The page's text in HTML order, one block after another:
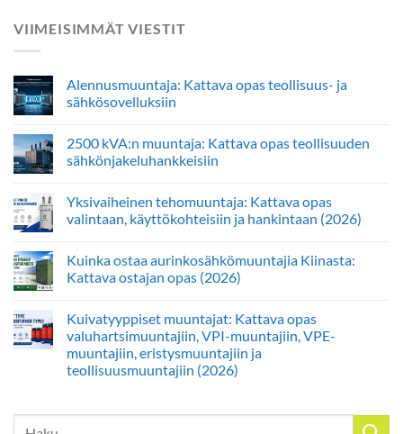
VIIMEISIMMÄT VIESTIT
Alennusmuuntaja: Kattava opas teollisuus- ja
sähkösovelluksiin
2500 kVA:n muuntaja: Kattava opas teollisuuden
sähkönjakeluhankkeisiin
Yksivaiheinen tehomuuntaja: Kattava opas
valintaan, käyttökohteisiin ja hankintaan (2026)
Kuinka ostaa aurinkosähkömuuntajia Kiinasta:
Kattava ostajan opas (2026)
Kuivatyyppiset muuntajat: Kattava opas
valuhartsimuuntajiin, VPI-muuntajiin, VPE-
muuntajiin, eristysmuuntajiin ja
teollisuusmuuntajiin (2026)